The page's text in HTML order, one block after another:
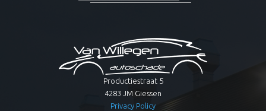
Productiestraat 5
4283 JM Giessen
Privacy Policy